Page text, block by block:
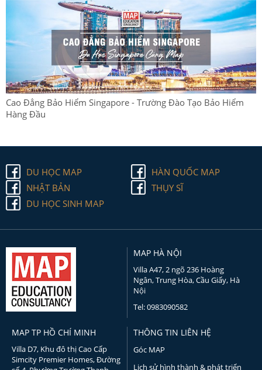
Cao Đẳng Bảo Hiểm Singapore - Trường Đào Tạo Bảo Hiểm
Hàng Đầu
DU HỌC MAP
HÀN QUỐC MAP
NHẬT BẢN
THỤY SĨ
DU HỌC SINH MAP
MAP HÀ NỘI
Villa A47, 2 ngõ 236 Hoàng
Ngân, Trung Hòa, Cầu Giấy, Hà
Nội
Tel: 0983090582
MAP TP HỒ CHÍ MINH
Villa D7, Khu đô thị Cao Cấp
Simcity Premier Homes, Đường
THÔNG TIN LIÊN HỆ
Góc MAP
Lịch sử hình thành & phát triển